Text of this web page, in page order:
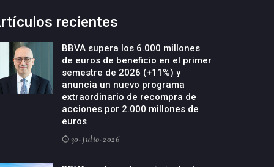
recientes
BBVA supera los 6.000 millones
de euros de beneficio en el primer
semestre de 2026 (+11%) y
anuncia un nuevo programa
extraordinario de recompra de
acciones por 2.000 millones de
euros
30-Julio-2026